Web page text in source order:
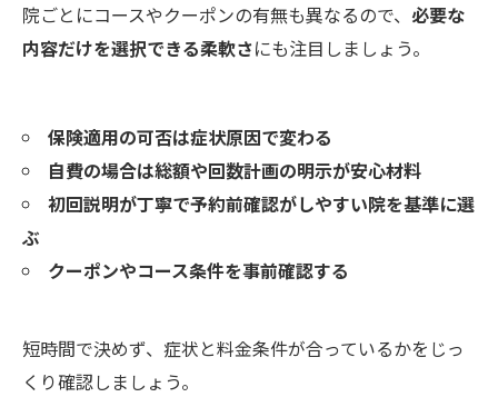
院ごとにコースやクーポンの有無も異なるので、 必要な
内容だけを選択できる柔軟さにも注目しましょう。
保険適用の可否は症状原因で変わる
自費の場合は総額や回数計画の明示が安心材料
初回説明が丁寧で予約前確認がしやすい院を基準に選
ぶ
クーポンやコース条件を事前確認する
短時間で決めず、症状と料金条件が合っているかをじっ
くり確認しましょう。